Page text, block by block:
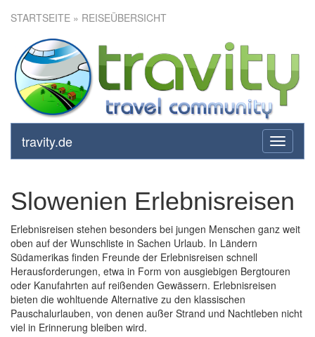
STARTSEITE » REISEÜBERSICHT
toggle
travity.de
Slowenien Erlebnisreisen
Erlebnisreisen stehen besonders bei jungen Menschen ganz weit
oben auf der Wunschliste in Sachen Urlaub. In Ländern
Südamerikas finden Freunde der Erlebnisreisen schnell
Herausforderungen, etwa in Form von ausgiebigen Bergtouren
oder Kanufahrten auf reißenden Gewässern. Erlebnisreisen
bieten die wohltuende Alternative zu den klassischen
Pauschalurlauben, von denen außer Strand und Nachtleben nicht
viel in Erinnerung bleiben wird.